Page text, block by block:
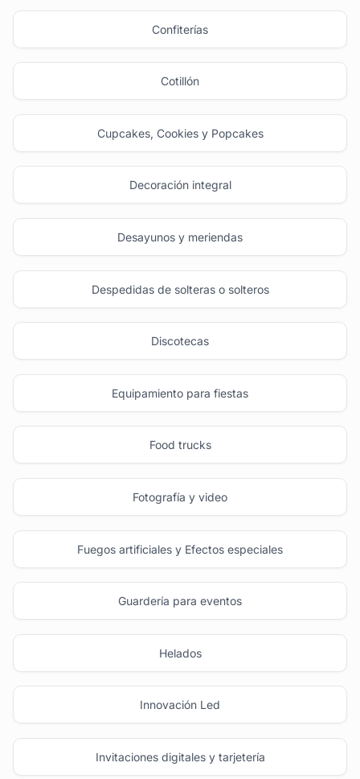
Confiterías
Cotillón
Cupcakes, Cookies y Popcakes
Decoración integral
Desayunos y meriendas
Despedidas de solteras o solteros
Discotecas
Equipamiento para fiestas
Food trucks
Fotografía y video
Fuegos artificiales y Efectos especiales
Guardería para eventos
Helados
Innovación Led
Invitaciones digitales y tarjetería